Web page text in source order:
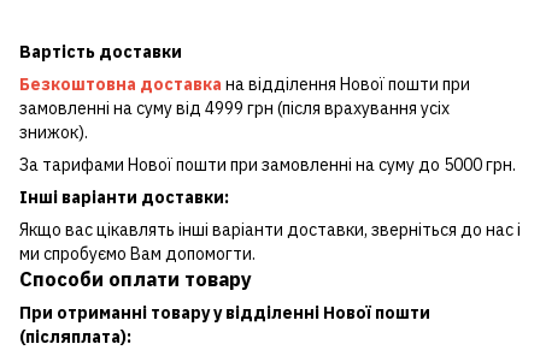
Вартість доставки
Безкоштовна доставка на відділення Нової пошти при
замовленні на суму від 4999 грн (після врахування усіх
знижок).
За тарифами Нової пошти при замовленні на суму до 5000 грн.
Інші варіанти доставки:
Якщо вас цікавлять інші варіанти доставки, зверніться до нас і
ми спробуємо Вам допомогти.
Способи оплати товару
При отриманні товару у відділенні Нової пошти
(післяплата):